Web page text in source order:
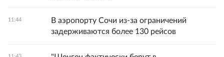
11:44
В аэропорту Сочи из-за ограничений
задерживаются более 130 рейсов